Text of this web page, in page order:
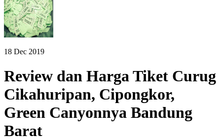
18 Dec 2019
Review dan Harga Tiket Curug
Cikahuripan, Cipongkor,
Green Canyonnya Bandung
Barat